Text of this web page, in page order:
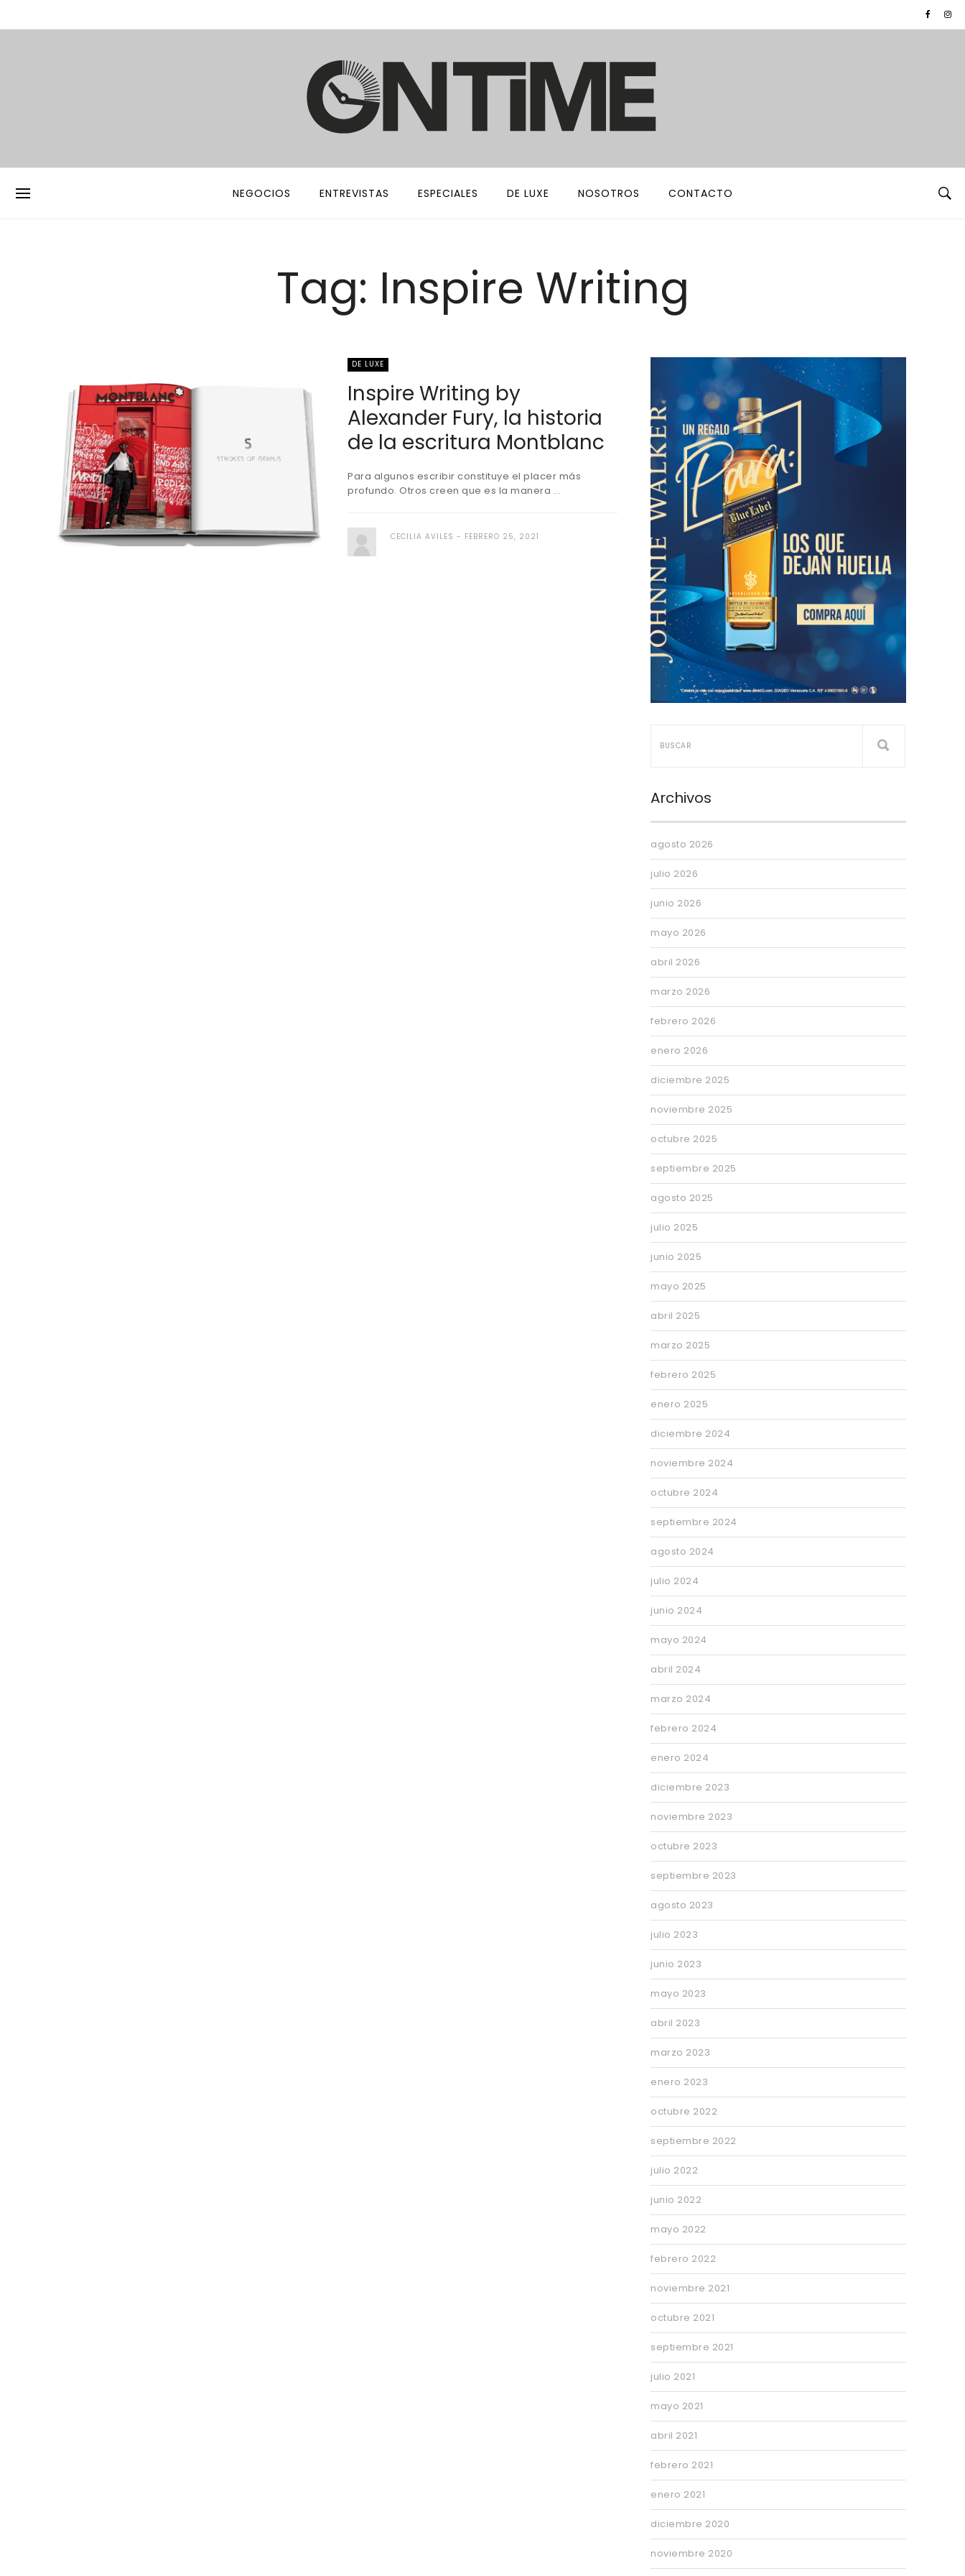
NEGOCIOS ENTREVISTAS ESPECIALES DE LUXE NOSOTROS CONTACTO
Tag: Inspire Writing
DE LUXE
Inspire Writing by
Alexander Fury, la historia
de la escritura Montblanc
Para algunos escribir constituye el placer más
profundo. Otros creen que es la manera ...
CECILIA AVILES FEBRERO 25, 2021
Archivos
agosto 2026
julio 2026
junio 2026
mayo 2026
abril 2026
marzo 2026
febrero 2026
enero 2026
diciembre 2025
noviembre 2025
octubre 2025
septiembre 2025
agosto 2025
julio 2025
junio 2025
mayo 2025
abril 2025
marzo 2025
febrero 2025
enero 2025
diciembre 2024
noviembre 2024
octubre 2024
septiembre 2024
agosto 2024
julio 2024
junio 2024
mayo 2024
abril 2024
marzo 2024
febrero 2024
enero 2024
diciembre 2023
noviembre 2023
octubre 2023
septiembre 2023
agosto 2023
julio 2023
junio 2023
mayo 2023
abril 2023
marzo 2023
enero 2023
octubre 2022
septiembre 2022
julio 2022
junio 2022
mayo 2022
febrero 2022
noviembre 2021
octubre 2021
septiembre 2021
julio 2021
mayo 2021
abril 2021
febrero 2021
enero 2021
diciembre 2020
noviembre 2020